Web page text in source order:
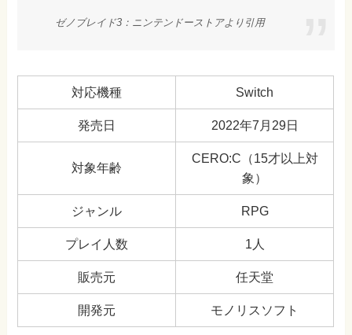
ゼノブレイド3：ニンテンドーストアより引用
対応機種 Switch
発売日 2022年7月29日
対象年齢
CERO:C（15才以上対
象）
ジャンル RPG
プレイ人数 1人
販売元 任天堂
開発元 モノリスソフト